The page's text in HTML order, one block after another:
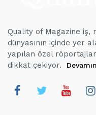
Quality of Magazine iş,
dünyasının içinde yer
yapılan özel
dikkat çekiyor.